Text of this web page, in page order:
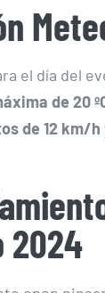
el día del
de 20
de 12 km/h
2024